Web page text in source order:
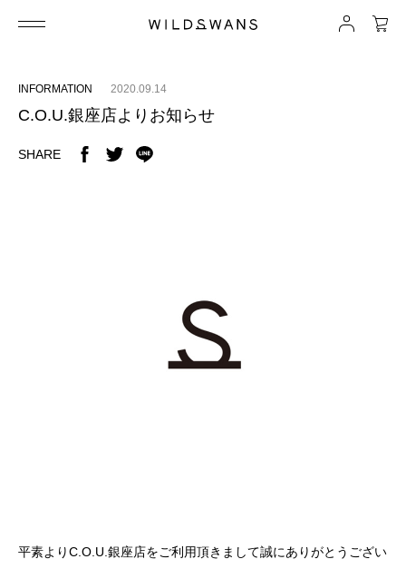
INFORMATION 2020.09.14
C.O.U.銀座店よりお知らせ
SHARE
平素よりC.O.U.銀座店をご利用頂きまして誠にありがとうござい